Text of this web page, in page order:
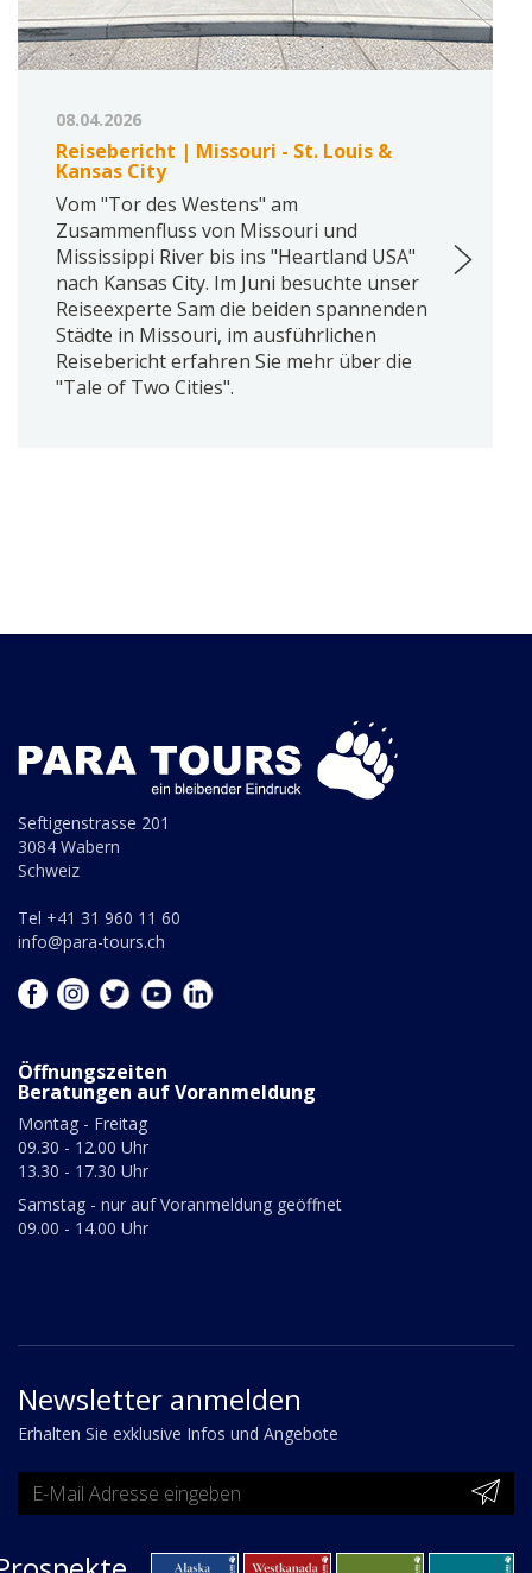
08.04.2026
Reisebericht | Missouri - St. Louis &
Kansas City
Vom "Tor des Westens" am
Zusammenfluss von Missouri und
Mississippi River bis ins "Heartland USA"
nach Kansas City. Im Juni besuchte unser
Reiseexperte Sam die beiden spannenden
Städte in Missouri, im ausführlichen
Reisebericht erfahren Sie mehr über die
"Tale of Two Cities".
Seftigenstrasse 201
3084 Wabern
Schweiz
Tel +41 31 960 11 60
info@para-tours.ch
Öffnungszeiten
Beratungen auf Voranmeldung
Montag - Freitag
09.30 - 12.00 Uhr
13.30 - 17.30 Uhr
Samstag - nur auf Voranmeldung geöffnet
09.00 - 14.00 Uhr
Newsletter anmelden
Erhalten Sie exklusive Infos und Angebote